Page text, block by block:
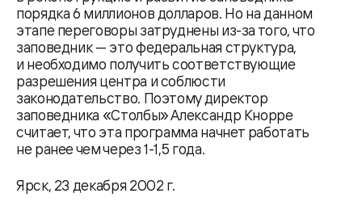
порядка 6 миллионов долларов. Но на данном
этапе переговоры затруднены из-за того, что
заповедник — это федеральная структура,
и необходимо получить соответствующие
разрешения центра и соблюсти
законодательство. Поэтому директор
заповедника «Столбы» Александр Кнорре
считает, что эта программа начнет работать
не ранее чем через 1-1,5 года.
Ярск, 23 декабря 2002 г.